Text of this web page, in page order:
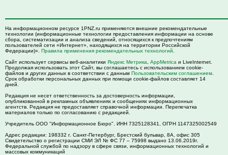
На информационном ресурсе 1PNZ.ru применяются внешние рекомендательные
технологии (информационные технологии предоставления информации на основе
сбора, систематизации и анализа сведений, относящихся к предпочтениям
пользователей сети «Интернет», находящихся на территории Российской
Федерации)». Правила применения рекомендательных технологий
Сайт использует сервисы веб-аналитики Яндекс Метрика AppMetrica и LiveInternet.
Продолжая использовать этот Сайт, вы соглашаетесь с использованием cookie-
файлов и других данных в соответствии с данным Пользовательским соглашением
Срок обработки персональных данных при помощи cookie-файлов составляет 14
дней.
Редакция не несет ответственность за достоверность информации,
опубликованной в рекламных объявлениях и сообщениях информационных
агентств. Редакция не предоставляет справочной информации. Перепечатка
материалов только по согласованию с редакцией.
Учредитель ООО "Информационное Бюро". ИНН 7325128341, ОГРН 1147325002549
Адрес редакции: 198332 г. Санкт-Петербург, Брестский бульвар, 8А, офис 305
Свидетельство о регистрации СМИ ЭЛ № ФС 77 – 75998 выдано 13.06.2019г.
Федеральной службой по надзору в сфере связи, информационных технологий и
массовых коммуникаций